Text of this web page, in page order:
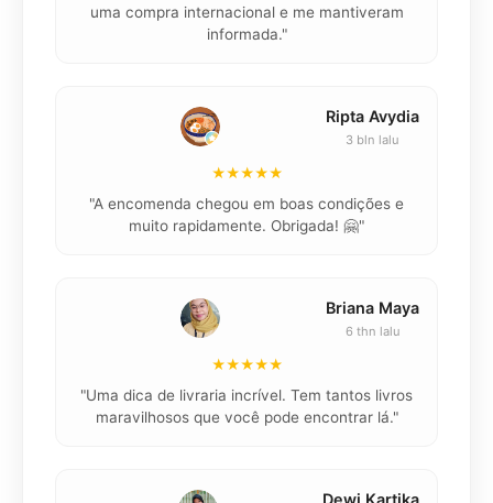
uma compra internacional e me mantiveram
informada."
Ripta Avydia
3 bln lalu
★★★★★
"A encomenda chegou em boas condições e
muito rapidamente. Obrigada! 🤗"
Briana Maya
6 thn lalu
★★★★★
"Uma dica de livraria incrível. Tem tantos livros
maravilhosos que você pode encontrar lá."
Dewi Kartika